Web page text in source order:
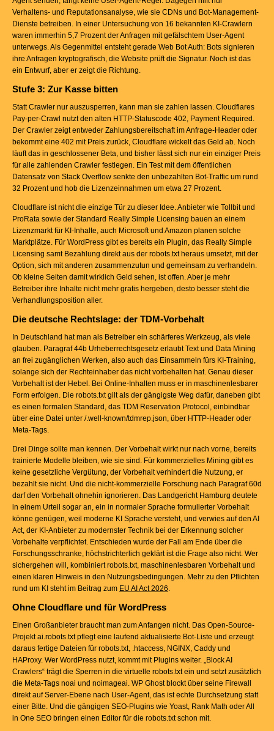
Verhaltens- und Reputationsanalyse, wie sie CDNs und Bot-Management-
Dienste betreiben. In einer Untersuchung von 16 bekannten KI-Crawlern
waren immerhin 5,7 Prozent der Anfragen mit gefälschtem User-Agent
unterwegs. Als Gegenmittel entsteht gerade Web Bot Auth: Bots signieren
ihre Anfragen kryptografisch, die Website prüft die Signatur. Noch ist das
ein Entwurf, aber er zeigt die Richtung.
Stufe 3: Zur Kasse bitten
Statt Crawler nur auszusperren, kann man sie zahlen lassen. Cloudflares
Pay-per-Crawl nutzt den alten HTTP-Statuscode 402, Payment Required.
Der Crawler zeigt entweder Zahlungsbereitschaft im Anfrage-Header oder
bekommt eine 402 mit Preis zurück, Cloudflare wickelt das Geld ab. Noch
läuft das in geschlossener Beta, und bisher lässt sich nur ein einziger Preis
für alle zahlenden Crawler festlegen. Ein Test mit dem öffentlichen
Datensatz von Stack Overflow senkte den unbezahlten Bot-Traffic um rund
32 Prozent und hob die Lizenzeinnahmen um etwa 27 Prozent.
Cloudflare ist nicht die einzige Tür zu dieser Idee. Anbieter wie Tollbit und
ProRata sowie der Standard Really Simple Licensing bauen an einem
Lizenzmarkt für KI-Inhalte, auch Microsoft und Amazon planen solche
Marktplätze. Für WordPress gibt es bereits ein Plugin, das Really Simple
Licensing samt Bezahlung direkt aus der robots.txt heraus umsetzt, mit der
Option, sich mit anderen zusammenzutun und gemeinsam zu verhandeln.
Ob kleine Seiten damit wirklich Geld sehen, ist offen. Aber je mehr
Betreiber ihre Inhalte nicht mehr gratis hergeben, desto besser steht die
Verhandlungsposition aller.
Die deutsche Rechtslage: der TDM-Vorbehalt
In Deutschland hat man als Betreiber ein schärferes Werkzeug, als viele
glauben. Paragraf 44b Urheberrechtsgesetz erlaubt Text und Data Mining
an frei zugänglichen Werken, also auch das Einsammeln fürs KI-Training,
solange sich der Rechteinhaber das nicht vorbehalten hat. Genau dieser
Vorbehalt ist der Hebel. Bei Online-Inhalten muss er in maschinenlesbarer
Form erfolgen. Die robots.txt gilt als der gängigste Weg dafür, daneben gibt
es einen formalen Standard, das TDM Reservation Protocol, einbindbar
über eine Datei unter /.well-known/tdmrep.json, über HTTP-Header oder
Meta-Tags.
Drei Dinge sollte man kennen. Der Vorbehalt wirkt nur nach vorne, bereits
trainierte Modelle bleiben, wie sie sind. Für kommerzielles Mining gibt es
keine gesetzliche Vergütung, der Vorbehalt verhindert die Nutzung, er
bezahlt sie nicht. Und die nicht-kommerzielle Forschung nach Paragraf 60d
darf den Vorbehalt ohnehin ignorieren. Das Landgericht Hamburg deutete
in einem Urteil sogar an, ein in normaler Sprache formulierter Vorbehalt
könne genügen, weil moderne KI Sprache versteht, und verwies auf den AI
Act, der KI-Anbieter zu modernster Technik bei der Erkennung solcher
Vorbehalte verpflichtet. Entschieden wurde der Fall am Ende über die
Forschungsschranke, höchstrichterlich geklärt ist die Frage also nicht. Wer
sichergehen will, kombiniert robots.txt, maschinenlesbaren Vorbehalt und
einen klaren Hinweis in den Nutzungsbedingungen. Mehr zu den Pflichten
rund um KI steht im Beitrag zum EU AI Act 2026.
Ohne Cloudflare und für WordPress
Einen Großanbieter braucht man zum Anfangen nicht. Das Open-Source-
Projekt ai.robots.txt pflegt eine laufend aktualisierte Bot-Liste und erzeugt
daraus fertige Dateien für robots.txt, .htaccess, NGINX, Caddy und
HAProxy. Wer WordPress nutzt, kommt mit Plugins weiter. „Block AI
Crawlers“ trägt die Sperren in die virtuelle robots.txt ein und setzt zusätzlich
die Meta-Tags noai und noimageai. WP Ghost blockt über seine Firewall
direkt auf Server-Ebene nach User-Agent, das ist echte Durchsetzung statt
einer Bitte. Und die gängigen SEO-Plugins wie Yoast, Rank Math oder All
in One SEO bringen einen Editor für die robots.txt schon mit.